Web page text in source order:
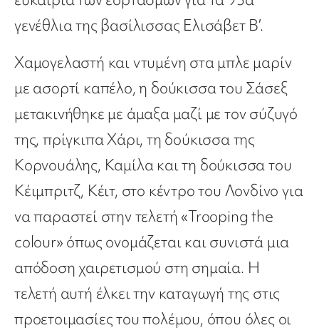
γενέθλια της βασίλισσας Ελισάβετ Β’.
Χαμογελαστή και ντυμένη στα μπλε μαρίν
με ασορτί καπέλο, η δούκισσα του Σάσεξ
μετακινήθηκε με άμαξα μαζί με τον σύζυγό
της, πρίγκιπα Χάρι, τη δούκισσα της
Κορνουάλης, Καμίλα και τη δούκισσα του
Κέιμπριτζ, Κέιτ, στο κέντρο του Λονδίνο για
να παραστεί στην τελετή «Trooping the
colour» όπως ονομάζεται και συνιστά μια
απόδοση χαιρετισμού στη σημαία. Η
τελετή αυτή έλκει την καταγωγή της στις
προετοιμασίες του πολέμου, όπου όλες οι